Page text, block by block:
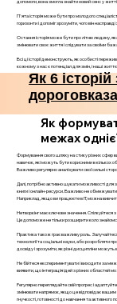
допомоги, вона змогла знайти новий сенс у
П'ята історія може бути про молодого
горизонти і допоміг зрозуміти, чого він
Остання історія може бути про літню людину,
змінювати своє життя і слідувати за своїми
Всі ці історії демонструють, як особисті
кожному з нас є потенціал для змін, і наші
Як 6
Як
межах
Формування свого шляху на стику різних сфер
навичок, які можуть бути корисними в кількох
Важливо регулярно аналізувати свої сильні
Далі, потрібно активно шукати можливості для
книги і онлайн-ресурси. Важливо не
Наприклад, якщо ви працюєте в IT, можна
Нетворкінг має ключове значення. Спілкуйтеся
Це допоможе не тільки розширити коло
Практика також грає важливу роль.
технології та соціальні науки, або
досвіду і зрозуміти, як різні дисципліни можуть
Не бійтеся експериментувати і виходити за
виявити, що інтеграція ідей з різних областей
Регулярно переглядайте свій прогрес і
змінювати напрямок, якщо це відповідає вашим
гнучкості, готовності до навчання та активного